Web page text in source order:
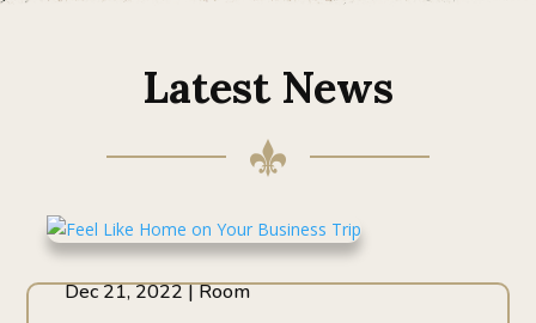
Latest News
Dec 21, 2022|Room